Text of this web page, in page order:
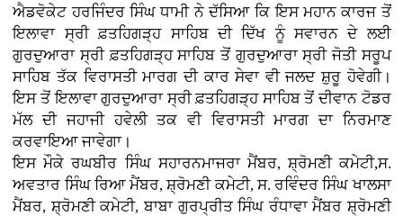
ਐਡਵੋਕੇਟ ਹਰਜਿੰਦਰ ਸਿੰਘ ਧਾਮੀ ਨੇ ਦੱਸਿਆ ਕਿ ਇਸ ਮਹਾਨ ਕਾਰਜ ਤੋਂ
ਇਲਾਵਾ ਸ੍ਰੀ ਫ਼ਤਹਿਗੜ੍ਹ ਸਾਹਿਬ ਦੀ ਦਿੱਖ ਨੂੰ ਸਵਾਰਨ ਦੇ ਲਈ
ਗੁਰਦੁਆਰਾ ਸ੍ਰੀ ਫ਼ਤਹਿਗੜ੍ਹ ਸਾਹਿਬ ਤੋਂ ਗੁਰਦੁਆਰਾ ਸ੍ਰੀ ਜੋਤੀ ਸਰੂਪ
ਸਾਹਿਬ ਤੱਕ ਵਿਰਾਸਤੀ ਮਾਰਗ ਦੀ ਕਾਰ ਸੇਵਾ ਵੀ ਜਲਦ ਸ਼ੁਰੂ ਹੋਵੇਗੀ।
ਇਸ ਤੋਂ ਇਲਾਵਾ ਗੁਰਦੁਆਰਾ ਸ੍ਰੀ ਫ਼ਤਹਿਗੜ੍ਹ ਸਾਹਿਬ ਤੋਂ ਦੀਵਾਨ ਟੋਡਰ
ਮੱਲ ਦੀ ਜਹਾਜੀ ਹਵੇਲੀ ਤਕ ਵੀ ਵਿਰਾਸਤੀ ਮਾਰਗ ਦਾ ਨਿਰਮਾਣ
ਕਰਵਾਇਆ ਜਾਵੇਗਾ।
ਇਸ ਮੌਕੇ ਰਘਬੀਰ ਸਿੰਘ ਸਹਾਰਨਮਾਜਰਾ ਮੈਂਬਰ, ਸ਼੍ਰੋਮਣੀ ਕਮੇਟੀ,ਸ.
ਅਵਤਾਰ ਸਿੰਘ ਰਿਆ ਮੈਂਬਰ, ਸ਼੍ਰੋਮਣੀ ਕਮੇਟੀ, ਸ. ਰਵਿੰਦਰ ਸਿੰਘ ਖਾਲਸਾ
ਮੈਂਬਰ, ਸ਼੍ਰੋਮਣੀ ਕਮੇਟੀ, ਬਾਬਾ ਗੁਰਪ੍ਰੀਤ ਸਿੰਘ ਰੰਧਾਵਾ ਮੈਂਬਰ ਸ਼੍ਰੋਮਣੀ